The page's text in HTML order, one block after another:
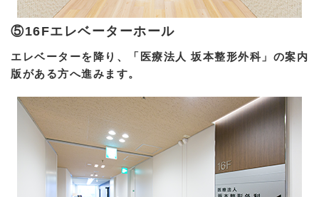
⑤16Fエレベーターホール
エレベーターを降り、「医療法人 坂本整形外科」の案内
版がある方へ進みます。